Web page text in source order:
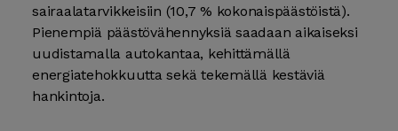
sairaalatarvikkeisiin (10,7 % kokonaispäästöistä).
Pienempiä päästövähennyksiä saadaan aikaiseksi
uudistamalla autokantaa, kehittämällä
energiatehokkuutta sekä tekemällä kestäviä
hankintoja.